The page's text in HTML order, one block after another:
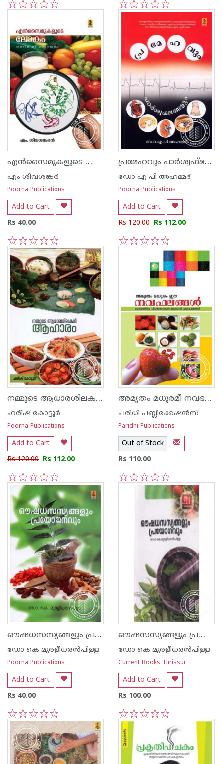
5
4
3
2
1
എ‌ന്‍സൈമുകളുടെ ലോകം
എം ശിവശങ്കർ
Poorna Publications
Add to Cart
Rs 40.00
5
4
3
2
1
പ്രമേഹവും പാര്‍ശ്വഫ്ഭലങ്ങളും
ഡോ എ പി അഹമ്മദ്
Poorna Publications
Add to Cart
Rs 120.00 Rs 112.00
5
നമ്മുടെ ആധാരശിലകള്‍ ആഹാരം
ഹരീഷ് കോട്ടൂര്‍
Poorna Publications
Add to Cart
Rs 120.00 Rs 112.00
5
4
3
2
1
അമൃതം മധുരമീ നവഭലങ്ങള്‍
പരിധി പബ്ലിക്കേഷന്‍സ്
Paridhi Publications
Out of Stock
Rs 110.00
5
4
3
ഔഷധസസ്യങ്ങളും പ്രയോജനവും
ഡോ കെ മുരളീധര‌ന്‍പിള്ള
Poorna Publications
Add to Cart
Rs 40.00
5
4
3
2
1
ഔഷസസ്യങ്ങളും പ്രയോഗങ്ങളും
ഡോ കെ മുരളീധര‌ന്‍പിള്ള
Current Books Thrissur
Add to Cart
Rs 100.00
2
1